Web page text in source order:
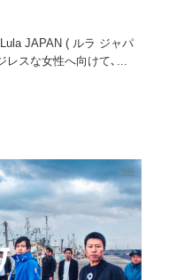
JAPAN ( ルラ ジャパ
レスな女性へ向けて､...